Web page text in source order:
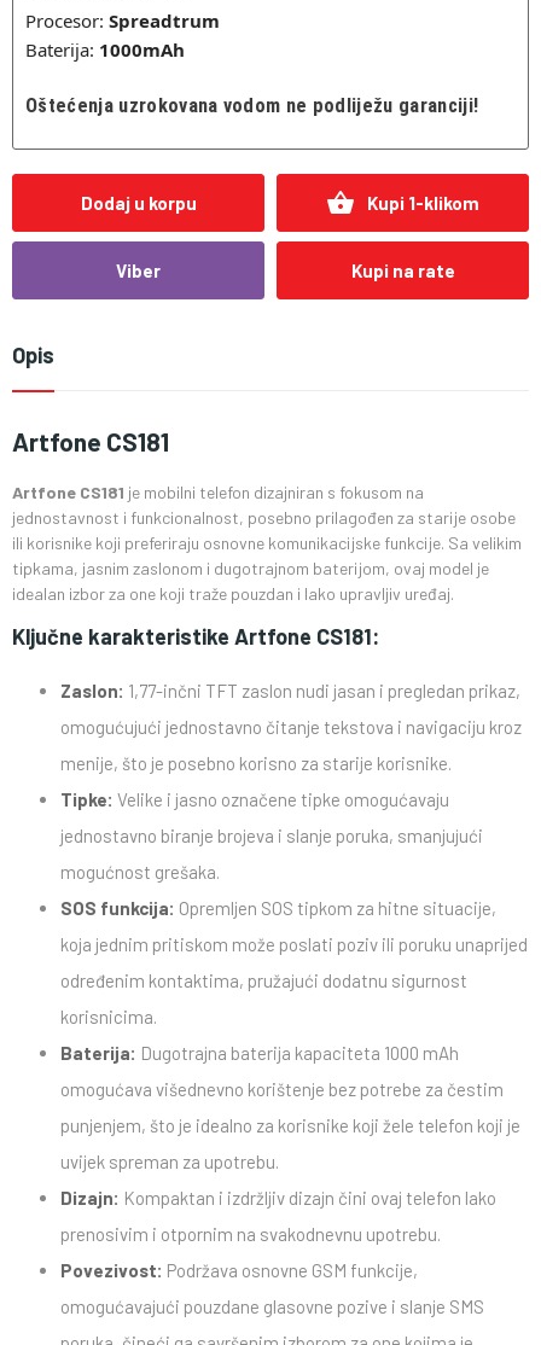
Procesor: Spreadtrum
Baterija: 1000mAh
Oštećenja uzrokovana vodom ne podliježu garanciji!
Dodaj u korpu shopping_basket Kupi 1-klikom
Viber Kupi na rate
Opis
Artfone CS181
Artfone CS181 je mobilni telefon dizajniran s fokusom na
jednostavnost i funkcionalnost, posebno prilagođen za starije osobe
ili korisnike koji preferiraju osnovne komunikacijske funkcije. Sa velikim
tipkama, jasnim zaslonom i dugotrajnom baterijom, ovaj model je
idealan izbor za one koji traže pouzdan i lako upravljiv uređaj.
Ključne karakteristike Artfone CS181:
Zaslon: 1,77-inčni TFT zaslon nudi jasan i pregledan prikaz,
omogućujući jednostavno čitanje tekstova i navigaciju kroz
menije, što je posebno korisno za starije korisnike.
Tipke: Velike i jasno označene tipke omogućavaju
jednostavno biranje brojeva i slanje poruka, smanjujući
mogućnost grešaka.
SOS funkcija: Opremljen SOS tipkom za hitne situacije,
koja jednim pritiskom može poslati poziv ili poruku unaprijed
određenim kontaktima, pružajući dodatnu sigurnost
korisnicima.
Baterija: Dugotrajna baterija kapaciteta 1000 mAh
omogućava višednevno korištenje bez potrebe za čestim
punjenjem, što je idealno za korisnike koji žele telefon koji je
uvijek spreman za upotrebu.
Dizajn: Kompaktan i izdržljiv dizajn čini ovaj telefon lako
prenosivim i otpornim na svakodnevnu upotrebu.
Povezivost: Podržava osnovne GSM funkcije,
omogućavajući pouzdane glasovne pozive i slanje SMS